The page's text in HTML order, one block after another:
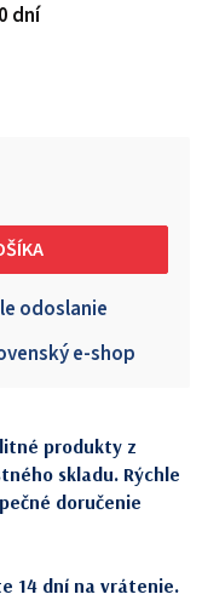
dní
odoslanie
e-shop
produkty z
skladu. Rýchle
doručenie
14 dní na vrátenie.